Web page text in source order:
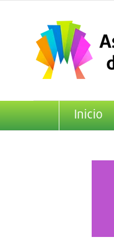
contenido
Inicio